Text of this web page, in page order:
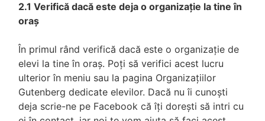
2.1 Verifică dacă este deja o organizație la tine în
oraș
În primul rând verifică dacă este o organizație de
elevi la tine în oraș. Poți să verifici acest lucru
ulterior în meniu sau la pagina Organizațiilor
Gutenberg dedicate elevilor. Dacă nu îi cunoști
deja scrie-ne pe Facebook că îți dorești să intri cu